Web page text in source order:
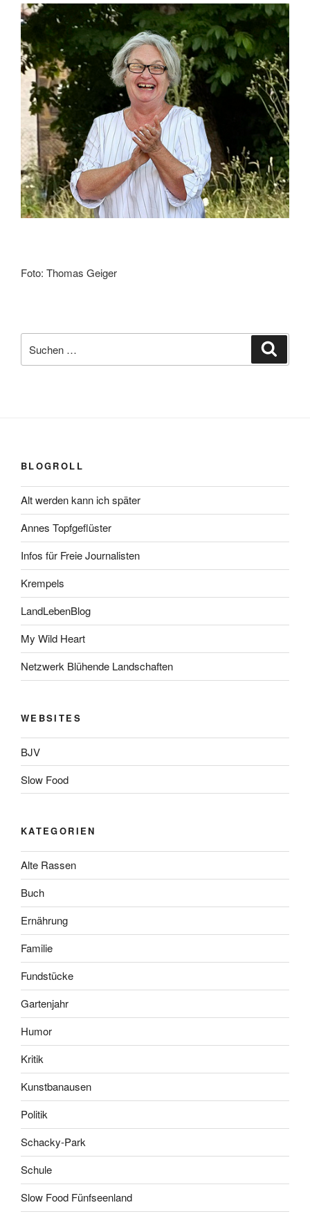
Foto: Thomas Geiger
nach:
BLOGROLL
Alt werden kann ich später
Annes Topfgeflüster
Infos für Freie Journalisten
Krempels
LandLebenBlog
My Wild Heart
Netzwerk Blühende Landschaften
WEBSITES
BJV
Slow Food
KATEGORIEN
Alte Rassen
Buch
Ernährung
Familie
Fundstücke
Gartenjahr
Humor
Kritik
Kunstbanausen
Politik
Schacky-Park
Schule
Slow Food Fünfseenland